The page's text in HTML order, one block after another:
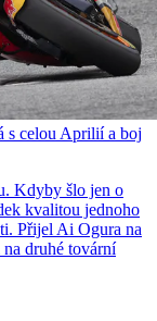
s celou Aprilií a boj
Kdyby šlo jen o
kvalitou jednoho
Přijel Ai Ogura na
druhé tovární